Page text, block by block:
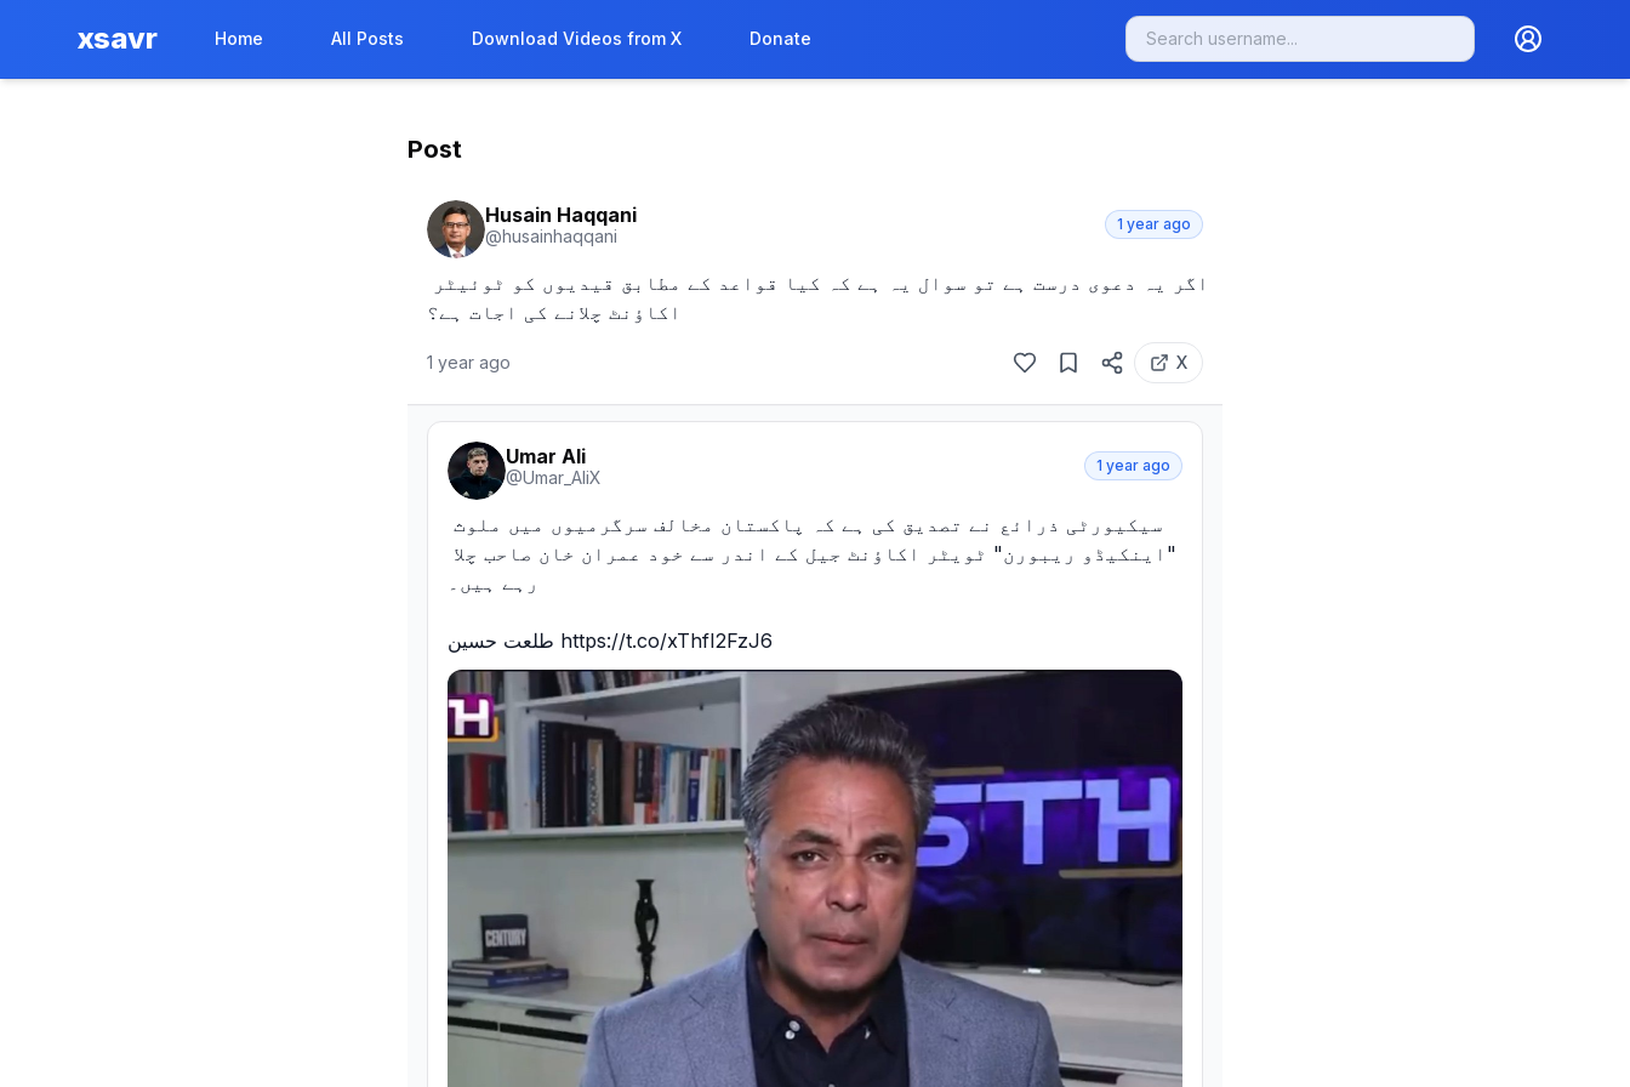
xsavr Home All Posts Download Videos from X Donate
Post
Husain Haqqani
@husainhaqqani
1 year ago
اکاؤنٹ چلانے کی اجات ہے؟
1 year ago X
Umar Ali
@Umar_AliX
1 year ago
رہے ہیں۔
طلعت حسین https://t.co/xThfI2FzJ6